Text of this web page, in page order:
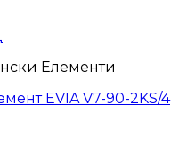
Елементи
EVIA V7-90-2KS/4